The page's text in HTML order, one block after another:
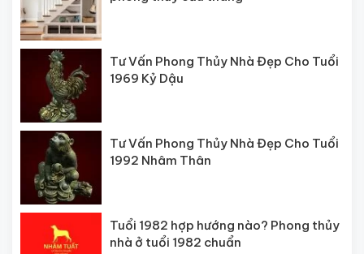
Tư Vấn Phong Thủy Nhà Đẹp Cho Tuổi
1969 Kỷ Dậu
Tư Vấn Phong Thủy Nhà Đẹp Cho Tuổi
1992 Nhâm Thân
Tuổi 1982 hợp hướng nào? Phong thủy
nhà ở tuổi 1982 chuẩn